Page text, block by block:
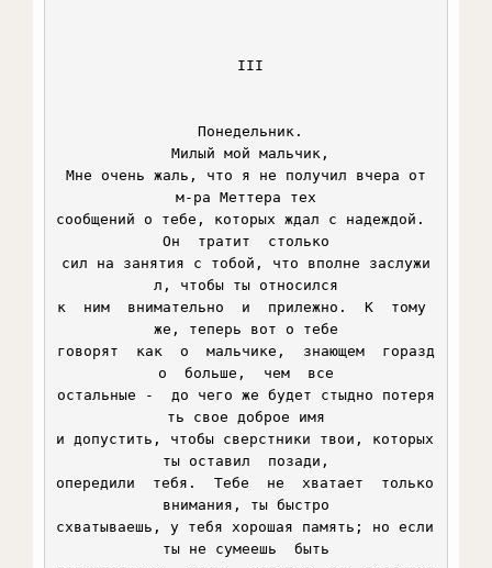
м-ра Меттера тех
сообщений о тебе, которых ждал с надеждой.
Он  тратит  столько
сил на занятия с тобой, что вполне заслужи
л, чтобы ты относился
к  ним  внимательно  и  прилежно.  К  тому
же, теперь вот о тебе
говорят  как  о  мальчике,  знающем  горазд
о  больше,  чем  все
остальные -  до чего же будет стыдно потеря
ть свое доброе имя
и допустить, чтобы сверстники твои, которых
ты оставил  позади,
опередили  тебя.  Тебе  не  хватает  только
внимания, ты быстро
схватываешь, у тебя хорошая память; но если
ты не сумеешь  быть